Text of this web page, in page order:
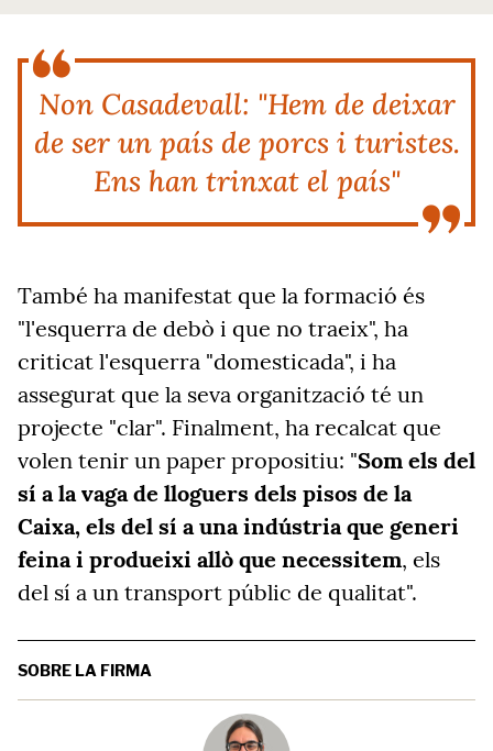
Non Casadevall: "Hem de deixar
de ser un país de porcs i turistes.
Ens han trinxat el país"
També ha manifestat que la formació és
"l'esquerra de debò i que no traeix", ha
criticat l'esquerra "domesticada", i ha
assegurat que la seva organització té un
projecte "clar". Finalment, ha recalcat que
volen tenir un paper propositiu: "Som els del
sí a la vaga de lloguers dels pisos de la
Caixa, els del sí a una indústria que generi
feina i produeixi allò que necessitem, els
del sí a un transport públic de qualitat".
SOBRE LA FIRMA